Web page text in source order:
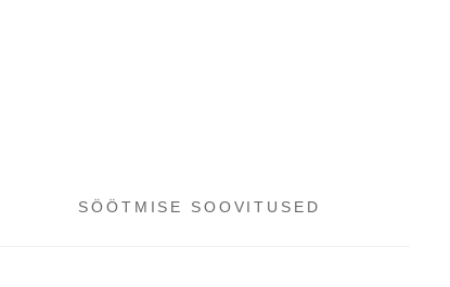
SÖÖTMISE SOOVITUSED